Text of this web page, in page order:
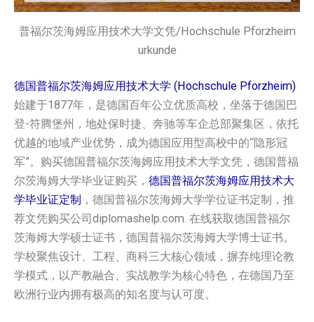
普福尔茨海姆应用技术大学文凭/Hochschule Pforzheim
urkunde
德国普福尔茨海姆应用技术大学 (Hochschule Pforzheim)
始建于1877年，是德国百年公立优质高校，坐落于德国巴
登-符腾堡州，地处保时捷、奔驰等车企总部聚集区，依托
优越的地域产业优势，成为德国应用型高校中的“隐形冠
军”。购买德国‌普福尔茨海姆应用技术大学文凭，德国‌普福
尔茨海姆大学毕业证购买， 德国‌普福尔茨海姆应用技术大
学毕业证定制 ，德国‌普福尔茨海姆大学学位证书定制，推
荐文凭购买公司diplomashelp.com. 在线获取德国‌普福尔
茨海姆大学硕士证书，德国‌普福尔茨海姆大学博士证书。
学校聚焦设计、工程、商科三大核心领域，摒弃纯理论教
学模式，以产教融合、实战教学为核心特色，在德国乃至
欧洲行业内拥有极高的知名度与认可度。